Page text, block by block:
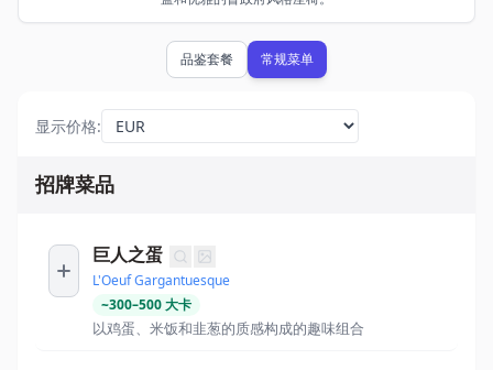
品鉴套餐 常规菜单
显示价格:
招牌菜品
巨人之蛋
L'Oeuf Gargantuesque
~300–500大卡
以鸡蛋、米饭和韭葱的质感构成的趣味组合